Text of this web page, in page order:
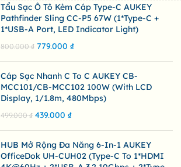
Tẩu Sạc Ô Tô Kèm Cáp Type-C AUKEY
Pathfinder Sling CC-P5 67W (1*Type-C +
1*USB-A Port, LED Indicator Light)
800.000₫ 779.000 ₫
Cáp Sạc Nhanh C To C AUKEY CB-
MCC101/CB-MCC102 100W (with LCD
Display, 1/1.8m, 480Mbps)
499.000₫ 439.000 ₫
HUB Mở Rộng Đa Năng 6-In-1 AUKEY
OfficeDok UH-CUH02 (Type-C To 1*HDMI